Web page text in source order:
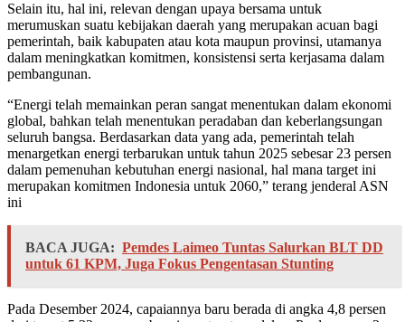
Selain itu, hal ini, relevan dengan upaya bersama untuk
merumuskan suatu kebijakan daerah yang merupakan acuan bagi
pemerintah, baik kabupaten atau kota maupun provinsi, utamanya
dalam meningkatkan komitmen, konsistensi serta kerjasama dalam
pembangunan.
“Energi telah memainkan peran sangat menentukan dalam ekonomi
global, bahkan telah menentukan peradaban dan keberlangsungan
seluruh bangsa. Berdasarkan data yang ada, pemerintah telah
menargetkan energi terbarukan untuk tahun 2025 sebesar 23 persen
dalam pemenuhan kebutuhan energi nasional, hal mana target ini
merupakan komitmen Indonesia untuk 2060,” terang jenderal ASN
ini
BACA JUGA: Pemdes Laimeo Tuntas Salurkan BLT DD
untuk 61 KPM, Juga Fokus Pengentasan Stunting
Pada Desember 2024, capaiannya baru berada di angka 4,8 persen